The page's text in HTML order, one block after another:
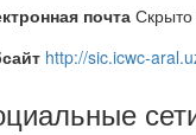
почта
http://sic.icwc-